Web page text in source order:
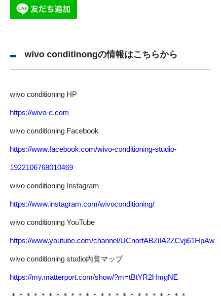
wivo conditinongの情報はこちらから
wivo conditioning HP
https://wivo-c.com
wivo conditioning Facebook
https://www.facebook.com/wivo-conditioning-studio-
1922106768010469
wivo conditioning Instagram
https://www.instagram.com/wivoconditioning/
wivo conditioning YouTube
https://www.youtube.com/channel/UCnorfABZiIA2ZCvji61HpAw
wivo conditioning studio内覧マップ
https://my.matterport.com/show/?m=tBtYR2HmgNE
＊＊＊＊＊＊＊＊＊＊＊＊＊＊＊＊＊＊＊＊＊＊＊＊